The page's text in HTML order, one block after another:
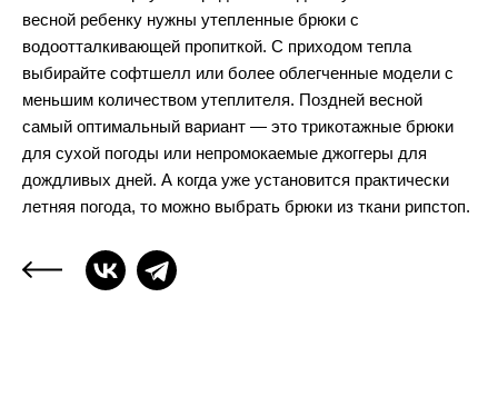
весной ребенку нужны утепленные брюки с
водоотталкивающей пропиткой. С приходом тепла
выбирайте софтшелл или более облегченные модели с
меньшим количеством утеплителя. Поздней весной
самый оптимальный вариант — это трикотажные брюки
для сухой погоды или непромокаемые джоггеры для
дождливых дней. А когда уже установится практически
летняя погода, то можно выбрать брюки из ткани рипстоп.